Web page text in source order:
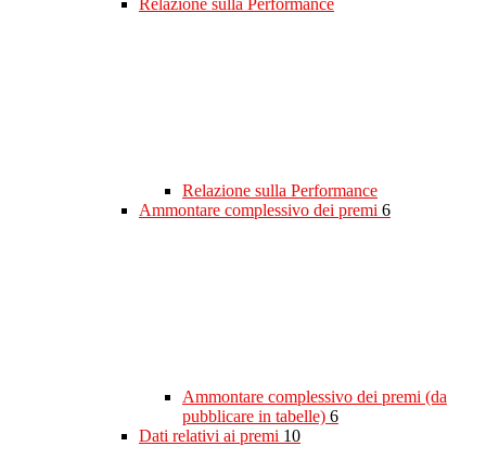
Relazione sulla Performance
Relazione sulla Performance
Ammontare complessivo dei premi 6
Ammontare complessivo dei premi (da
pubblicare in tabelle) 6
Dati relativi ai premi 10